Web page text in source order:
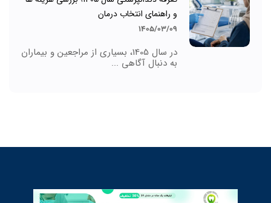
و راهنمای انتخاب درمان
1405/03/09
در سال 1405، بسیاری از مراجعین و بیماران
به دنبال آگاهی ...